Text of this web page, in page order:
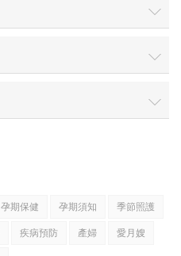
孕期保健 孕期須知
季節照護
疾病預防 產婦
愛月嫂